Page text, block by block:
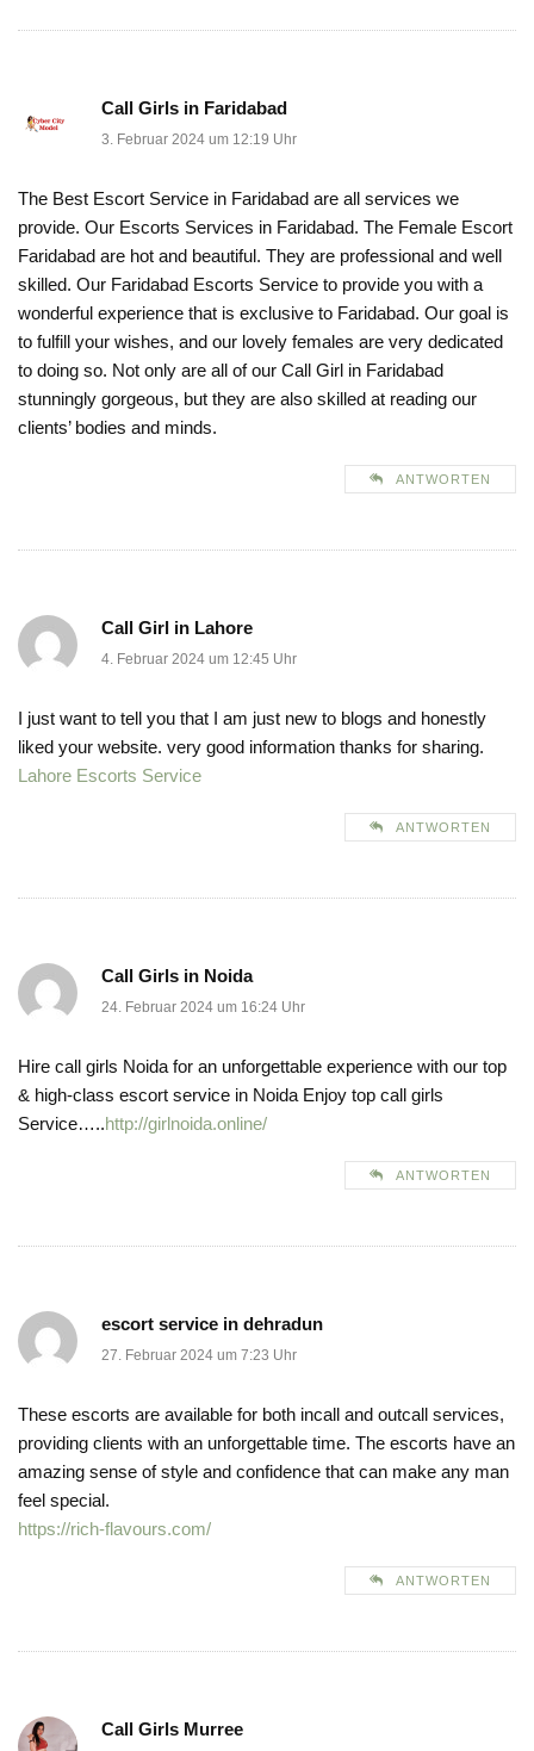
Call Girls in Faridabad
3. Februar 2024 um 12:19 Uhr
The Best Escort Service in Faridabad are all services we
provide. Our Escorts Services in Faridabad. The Female Escort
Faridabad are hot and beautiful. They are professional and well
skilled. Our Faridabad Escorts Service to provide you with a
wonderful experience that is exclusive to Faridabad. Our goal is
to fulfill your wishes, and our lovely females are very dedicated
to doing so. Not only are all of our Call Girl in Faridabad
stunningly gorgeous, but they are also skilled at reading our
clients’ bodies and minds.
ANTWORTEN
Call Girl in Lahore
4. Februar 2024 um 12:45 Uhr
I just want to tell you that I am just new to blogs and honestly
liked your website. very good information thanks for sharing.
Lahore Escorts Service
ANTWORTEN
Call Girls in Noida
24. Februar 2024 um 16:24 Uhr
Hire call girls Noida for an unforgettable experience with our top
& high-class escort service in Noida Enjoy top call girls
Service…..http://girlnoida.online/
ANTWORTEN
escort service in dehradun
27. Februar 2024 um 7:23 Uhr
These escorts are available for both incall and outcall services,
providing clients with an unforgettable time. The escorts have an
amazing sense of style and confidence that can make any man
feel special.
https://rich-flavours.com/
ANTWORTEN
Call Girls Murree